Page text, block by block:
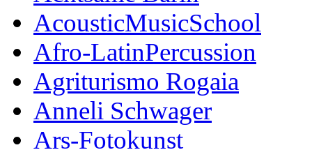
AcousticMusicSchool
Afro-LatinPercussion
Agriturismo Rogaia
Anneli Schwager
Ars-Fotokunst